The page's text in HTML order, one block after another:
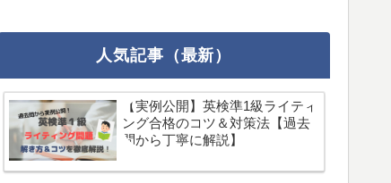
人気記事（最新）
【実例公開】英検準1級ライティ
ング合格のコツ＆対策法【過去
問から丁寧に解説】